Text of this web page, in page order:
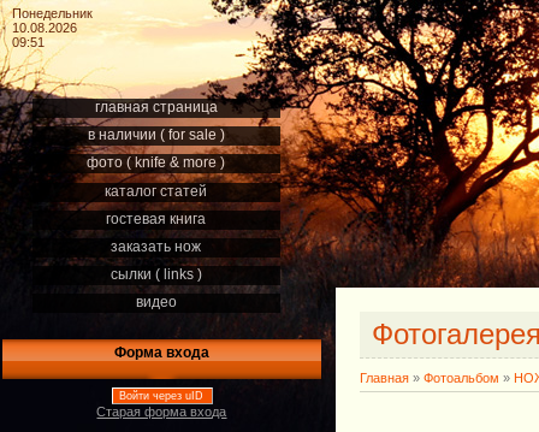
Понедельник
10.08.2026
09:51
главная страница
в наличии ( for sale )
фото ( knife & more )
каталог статей
гостевая книга
заказать нож
сылки ( links )
видео
Форма входа
Войти через uID
Старая форма входа
Главная » Фотоальбом »